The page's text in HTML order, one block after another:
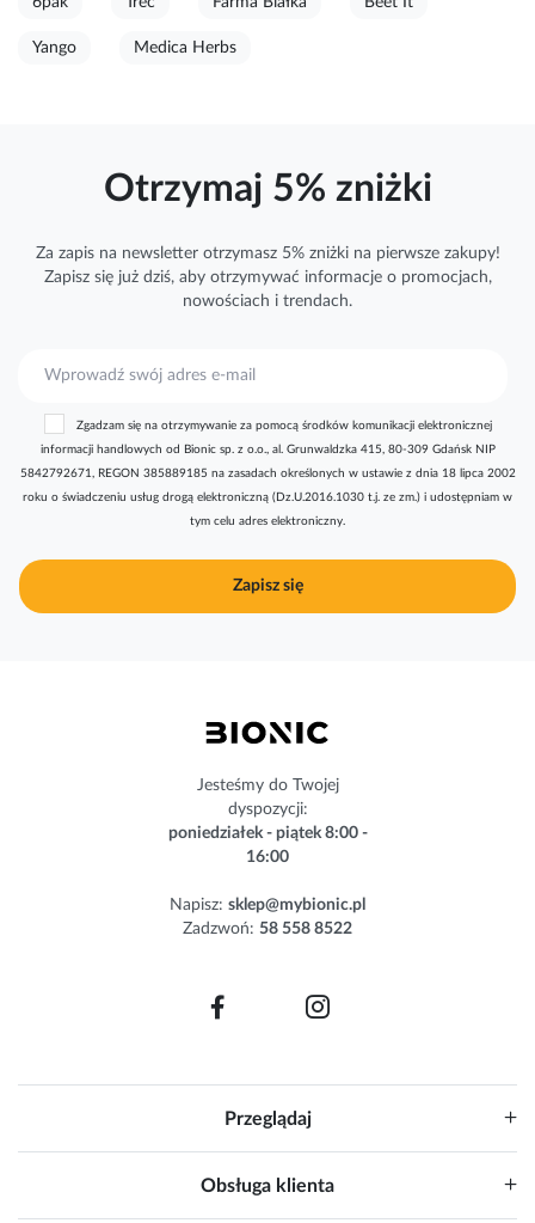
Yango Medica Herbs
Otrzymaj 5% zniżki
Za zapis na newsletter otrzymasz 5% zniżki na pierwsze zakupy!
Zapisz się już dziś, aby otrzymywać informacjeo promocjach,
nowościach i trendach.
r
y
j
n
Zapisz się
Zgadzam się na otrzymywanie za pomocą środków komunikacji elektronicznej
informacji handlowych od Bionic sp. z o.o., al. Grunwaldzka 415, 80-309 Gdańsk NIP
5842792671, REGON 385889185 na zasadach określonych w ustawie z dnia 18 lipca 2002
roku o świadczeniu usług drogą elektroniczną (Dz.U.2016.1030 t.j. ze zm.) i udostępniam w
tym celu adres elektroniczny.
Jesteśmy do Twojej
dyspozycji:
poniedziałek - piątek 8:00 -
16:00
Napisz: sklep@mybionic.pl
Zadzwoń: 58 558 8522
Przeglądaj
Obsługa klienta